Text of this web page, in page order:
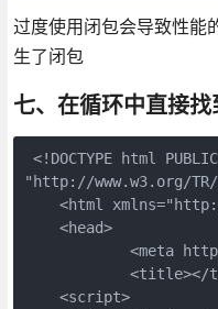
过度使用闭包会导致性能
生了闭包
七、在循环中直接找
<!DOCTYPE html
"http://www.w3.org/
<html
    <head>
<meta
<title></
    <script>